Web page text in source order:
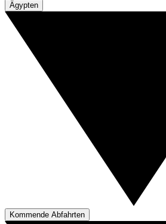
Ägypten
Kommende Abfahrten